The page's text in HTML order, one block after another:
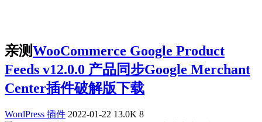
亲测WooCommerce Google Product
Feeds v12.0.0 产品同步Google Merchant
Center插件破解版下载
WordPress 插件 2022-01-22 13.0K 8